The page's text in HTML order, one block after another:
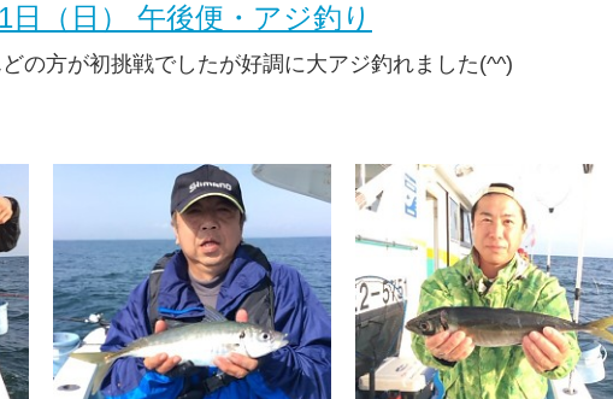
日（日） 午後便・アジ釣り
の方が初挑戦でしたが好調に大アジ釣れました(^^)